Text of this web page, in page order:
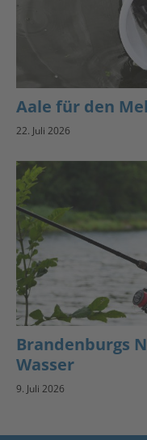
Aale für den
22. Juli 2026
Brandenburgs
Wasser
9. Juli 2026